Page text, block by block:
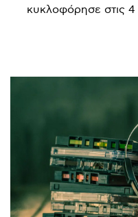
κυκλοφόρησε στις